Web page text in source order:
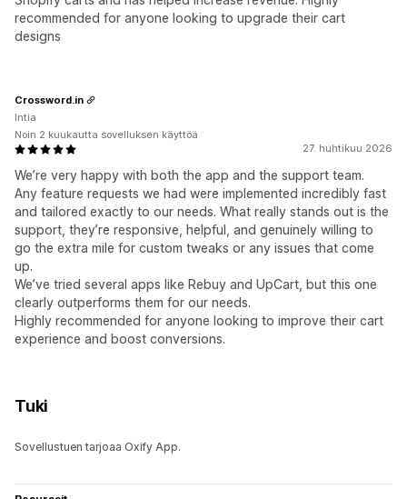
recommended for anyone looking to upgrade their cart
designs
27. huhtikuu 2026
We’re very happy with both the app and the support team.
Any feature requests we had were implemented incredibly fast
and tailored exactly to our needs. What really stands out is the
support, they’re responsive, helpful, and genuinely willing to
go the extra mile for custom tweaks or any issues that come
up.
We’ve tried several apps like Rebuy and UpCart, but this one
clearly outperforms them for our needs.
Highly recommended for anyone looking to improve their cart
experience and boost conversions.
Crossword.in
Intia
Noin 2 kuukautta sovelluksen käyttöä
Tuki
Sovellustuen tarjoaa Oxify App.